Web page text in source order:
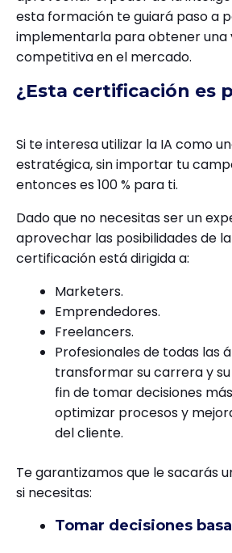
esta formación te guiará paso a
implementarla para obtener una
competitiva en el mercado.
¿Esta certificación es
Si te interesa utilizar la IA como
estratégica, sin importar tu
entonces es 100 % para ti.
Dado que no necesitas ser un
aprovechar las posibilidades de
certificación está dirigida a:
Marketers.
Emprendedores.
Freelancers.
Profesionales de todas las
transformar su carrera y
fin de tomar decisiones
optimizar procesos y
del cliente.
Te garantizamos que le sacarás
si necesitas:
Tomar decisiones